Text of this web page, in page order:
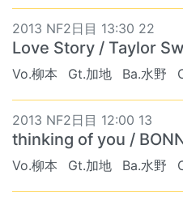
2013 NF2日目 13:30 22
Love Story / Taylor
Vo.柳本 Gt.加地 Ba.水野
2013 NF2日目 12:00 13
thinking of you /
Vo.柳本 Gt.加地 Ba.水野